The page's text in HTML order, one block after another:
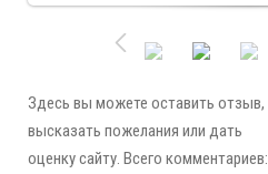
Здесь вы можете оставить отзыв,
высказать пожелания или дать
оценку сайту. Всего комментариев: